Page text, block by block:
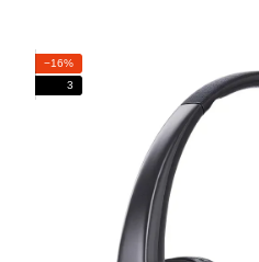
−16%
3